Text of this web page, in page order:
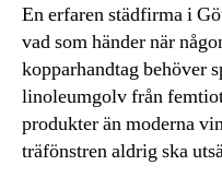
En erfaren städfirma i
vad som händer när
kopparhandtag behöver
linoleumgolv från
produkter än moderna
träfönstren aldrig ska